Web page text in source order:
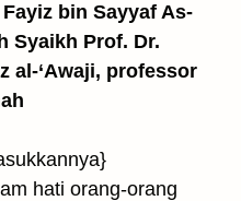
bin Sayyaf As-
Syaikh Prof. Dr.
al-‘Awaji, professor
hati orang-orang